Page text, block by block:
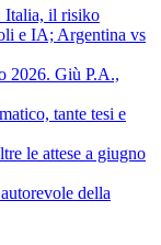
Italia, il risiko
e IA; Argentina vs
2026. Giù P.A.,
tante tesi e
le attese a giugno
della